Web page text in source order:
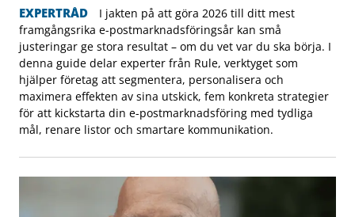
EXPERTRÅD
I jakten på att göra 2026 till ditt mest
framgångsrika e-postmarknadsföringsår kan små
justeringar ge stora resultat – om du vet var du ska börja. I
denna guide delar experter från Rule, verktyget som
hjälper företag att segmentera, personalisera och
maximera effekten av sina utskick, fem konkreta strategier
för att kickstarta din e-postmarknadsföring med tydliga
mål, renare listor och smartare kommunikation.